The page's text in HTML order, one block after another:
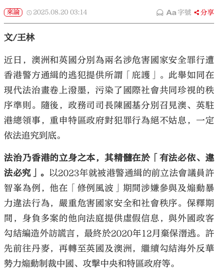
來論 2025.08.20 03:14 字號 分享
文/王林
近日，澳洲和英國分別為兩名涉危害國家安全罪行遭
香港警方通緝的逃犯提供所謂「庇護」。此舉如同在
現代法治畫卷上潑墨，污染了國際社會共同珍視的秩
序準則。隨後，政務司司長陳國基分別召見澳、英駐
港總領事，重申特區政府對犯罪行為絕不姑息，一定
依法追究到底。
法治乃香港的立身之本，其精髓在於「有法必依、違
法必究」。 以2023年就被港警通緝的前立法會議員許
智峯為例，他在「修例風波」期間涉嫌參與及煽動暴
力違法行為，嚴重危害國家安全和社會秩序。保釋期
間，身負多案的他向法庭提供虛假信息，與外國政客
勾結編造外訪謊言，最終於2020年12月棄保潛逃。許
先前往丹麥，再轉至英國及澳洲，繼續勾結海外反華
勢力煽動制裁中國、攻擊中央和特區政府等。